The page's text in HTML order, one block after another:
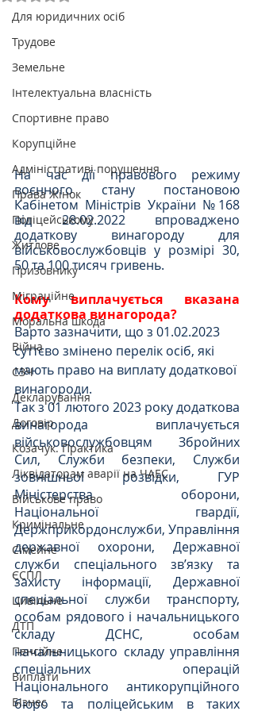
Для юридичних осіб
Трудове
Земельне
Інтелектуальна власність
Спортивне право
Корупційне
Адміністративі порушення
Права Жінок
Поліцейському
Житлове
Призовнику
Міграційне
Моральна шкода
Війна
СЗЧ
Декларування
Договір
Козачук. Практика
Ліквідаторам аварії на ЧАЕС
Військове право
Кримінальне
Сімейне
ЄСПЛ
Цивільне
ДТП
Пенсійне
Виплати
Бізнес
На час дії правового режиму
воєнного стану постановою
Кабінетом Міністрів України №168
від 28.02.2022 впроваджено
додаткову винагороду для
військовослужбовців у розмірі 30,
50 та 100 тисяч гривень.
Кому виплачується вказана
додаткова винагорода?
Варто зазначити, що з 01.02.2023
суттєво змінено перелік осіб, які
мають право на виплату додаткової
винагороди.
Так з 01 лютого 2023 року додаткова
винагорода виплачується
військовослужбовцям Збройних
Сил, Служби безпеки, Служби
зовнішньої розвідки, ГУР
Міністерства оборони,
Національної гвардії,
Держприкордонслужби, Управління
державної охорони, Державної
служби спеціального зв’язку та
захисту інформації, Державної
спеціальної служби транспорту,
особам рядового і начальницького
складу ДСНС, особам
начальницького складу управління
спеціальних операцій
Національного антикорупційного
бюро та поліцейським в таких